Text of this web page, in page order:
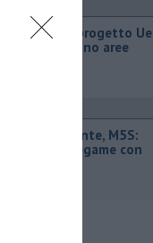
Calci nel progetto Ue
per ripristino aree
Retiambiente, M5S:
"Nessun legame con